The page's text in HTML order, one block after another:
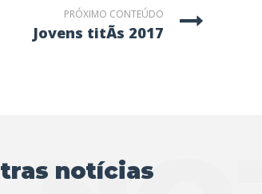
PRÓXIMO CONTEÚDO
jovens titÃs 2017
notícias